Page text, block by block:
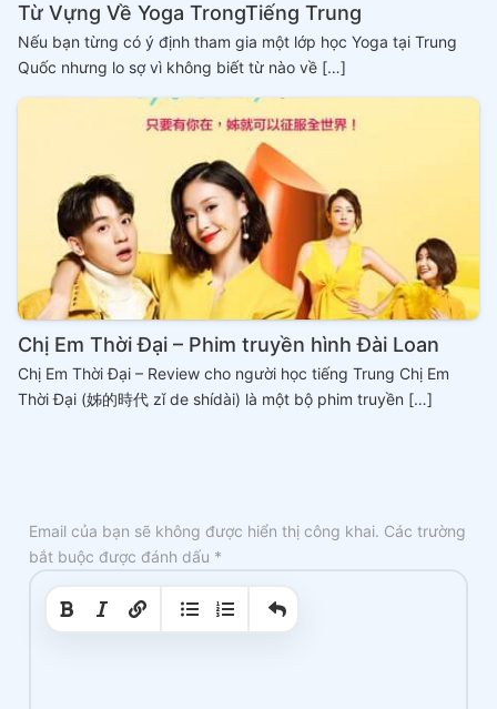
Từ Vựng Về Yoga TrongTiếng Trung
Nếu bạn từng có ý định tham gia một lớp học Yoga tại Trung
Quốc nhưng lo sợ vì không biết từ nào về […]
Chị Em Thời Đại – Phim truyền hình Đài Loan
Chị Em Thời Đại – Review cho người học tiếng Trung Chị Em
Thời Đại (姊的時代 zǐ de shídài) là một bộ phim truyền […]
Email của bạn sẽ không được hiển thị công khai. Các trường
bắt buộc được đánh dấu *